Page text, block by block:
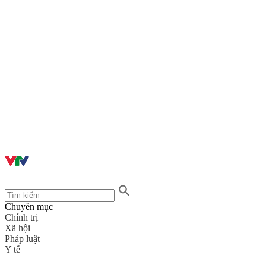
Chuyên mục
Chính trị
Xã hội
Pháp luật
Y tế